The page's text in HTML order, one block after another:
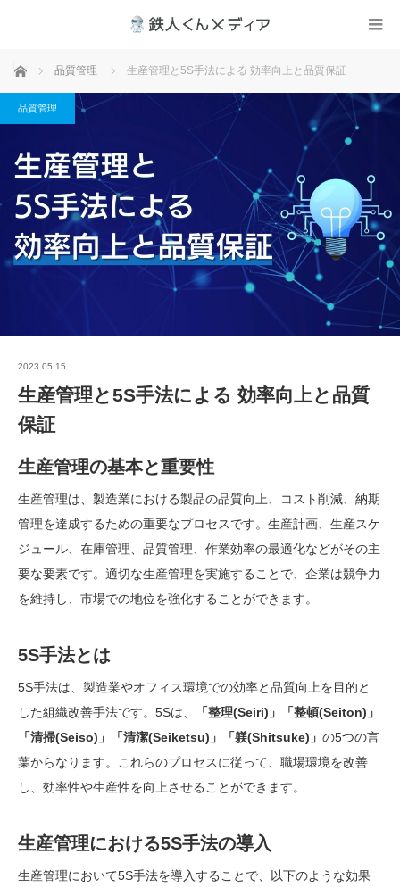
ホーム 品質管理 生産管理と5S手法による 効率向上と品質保証
品質管理
2023.05.15
生産管理と5S手法による 効率向上と品質
保証
生産管理の基本と重要性
生産管理は、製造業における製品の品質向上、コスト削減、納期
管理を達成するための重要なプロセスです。生産計画、生産スケ
ジュール、在庫管理、品質管理、作業効率の最適化などがその主
要な要素です。適切な生産管理を実施することで、企業は競争力
を維持し、市場での地位を強化することができます。
5S手法とは
5S手法は、製造業やオフィス環境での効率と品質向上を目的と
した組織改善手法です。5Sは、
「整理(Seiri)」「整頓(Seiton)」
「清掃(Seiso)」「清潔(Seiketsu)」「躾(Shitsuke)」 の5つの言
葉からなります。これらのプロセスに従って、職場環境を改善
し、効率性や生産性を向上させることができます。
生産管理における5S手法の導入
生産管理において5S手法を導入することで、以下のような効果